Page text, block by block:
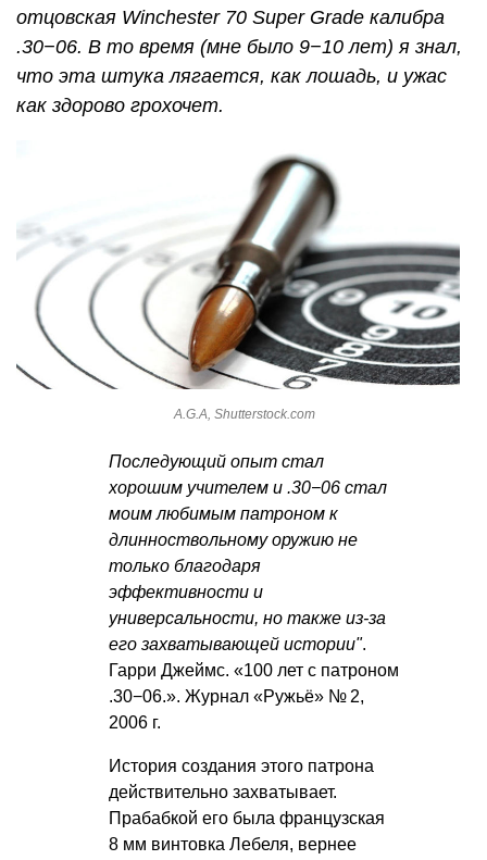
отцовская Winchester 70 Super Grade калибра
.30−06. В то время (мне было 9−10 лет) я знал,
что эта штука лягается, как лошадь, и ужас
как здорово грохочет.
A.G.A, Shutterstock.com
Последующий опыт стал
хорошим учителем и .30−06 стал
моим любимым патроном к
длинноствольному оружию не
только благодаря
эффективности и
универсальности, но также из-за
его захватывающей истории".
Гарри Джеймс. «100 лет с патроном
.30−06.». Журнал «Ружьё» № 2,
2006 г.
История создания этого патрона
действительно захватывает.
Прабабкой его была французская
8 мм винтовка Лебеля, вернее